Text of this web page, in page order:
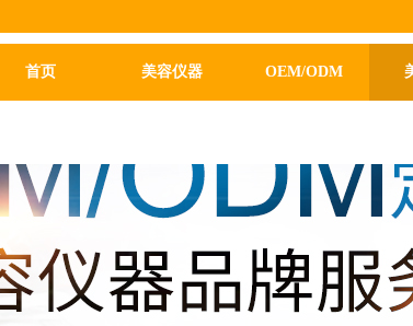
首页 美容仪器 OEM/ODM